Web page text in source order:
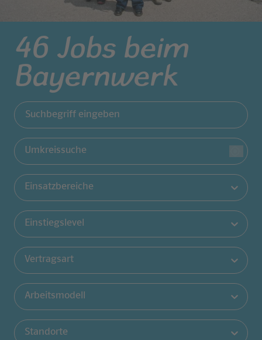
46 Jobs beim
Bayernwerk
Jobs filtern
Suchbegriff eingeben
Umkreissuche
Einsatzbereiche
Einstiegslevel
Vertragsart
Arbeitsmodell
Standorte